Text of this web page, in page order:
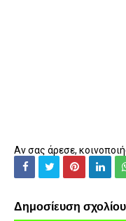
Αν σας άρεσε,
Δημοσίευση σχολίου